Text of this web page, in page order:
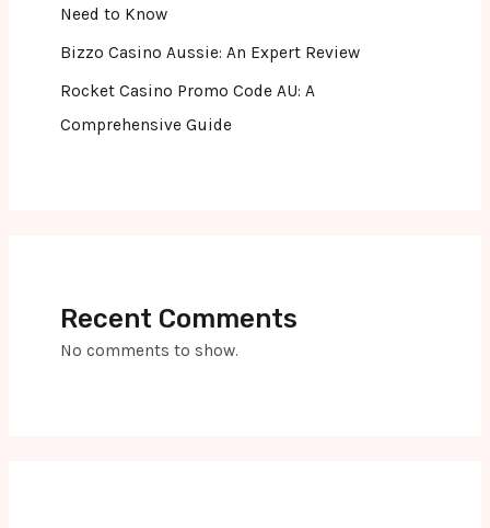
Need to Know
Bizzo Casino Aussie: An Expert Review
Rocket Casino Promo Code AU: A
Comprehensive Guide
Recent Comments
No comments to show.